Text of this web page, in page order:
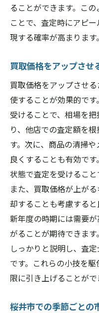
ることができます。こ
ことで、査定時にアピ
現する確率が高まります。
買取価格をアップさせ
買取価格をアップさせ
使することが効果的で
受けることで、相場を
り、他店での査定額を
す。次に、商品の清掃
良くすることも有効で
状態で査定を受けること
また、買取価格が上が
却することも考慮する
新年度の時期には需要
がることが期待できま
しっかりと説明し、査
です。これらの小技を
限に引き上げることがで
桜井市での季節ごとの